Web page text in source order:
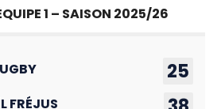
1 – SAISON 2025/26
25
FRÉJUS